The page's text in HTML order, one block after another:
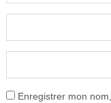
Enregistrer mon